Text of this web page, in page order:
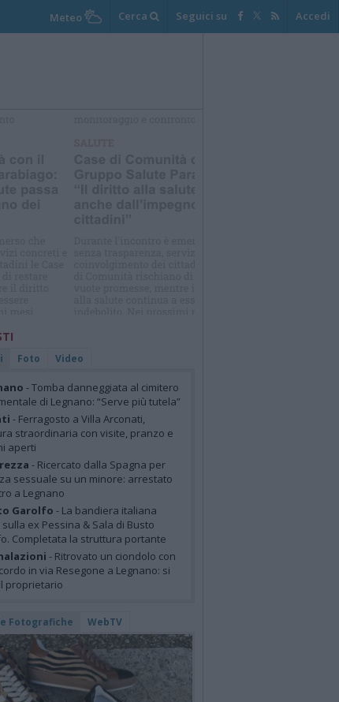
Meteo Cerca Seguici su Accedi
Foto Video
- Tomba danneggiata al cimitero
di Legnano: “Serve più tutela”
- Ferragosto a Villa Arconati,
straordinaria con visite, pranzo e
aperti
- Ricercato dalla Spagna per
sessuale su un minore: arrestato
a Legnano
Garolfo - La bandiera italiana
ex Pessina & Sala di Busto
Completata la struttura portante
- Ritrovato un ciondolo con
in via Resegone a Legnano: si
proprietario
Fotografiche WebTV